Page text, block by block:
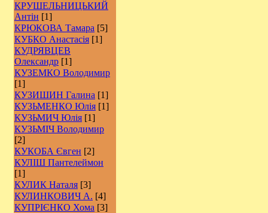
КРУШЕЛЬНИЦЬКИЙ
Антін [1]
КРЮКОВА Тамара [5]
КУБКО Анастасія [1]
КУДРЯВЦЕВ
Олександр [1]
КУЗЕМКО Володимир
[1]
КУЗИШИН Галина [1]
КУЗЬМЕНКО Юлія [1]
КУЗЬМИЧ Юлія [1]
КУЗЬМІЧ Володимир
[2]
КУКОБА Євген [2]
КУЛІШ Пантелеймон
[1]
КУЛИК Наталя [3]
КУЛИНКОВИЧ А. [4]
КУПРІЄНКО Хома [3]